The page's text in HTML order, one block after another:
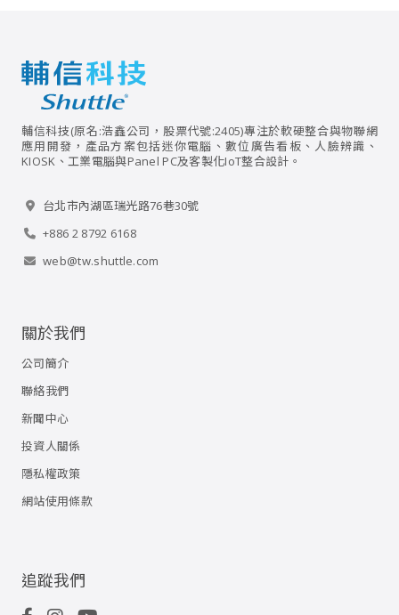
輔信科技(原名:浩鑫公司，股票代號:2405)專注於軟硬整合與物聯網
應用開發，產品方案包括迷你電腦、數位廣告看板、人臉辨識、
KIOSK、工業電腦與Panel PC及客製化IoT整合設計。
台北市內湖區瑞光路76巷30號
+886 2 8792 6168
web@tw.shuttle.com
關於我們
公司簡介
聯絡我們
新聞中心
投資人關係
隱私權政策
網站使用條款
追蹤我們